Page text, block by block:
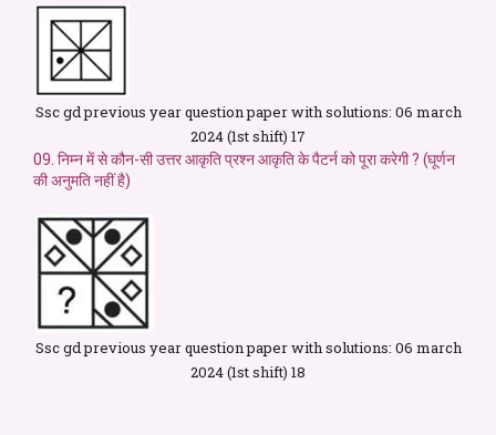
Ssc gd previous year question paper with solutions: 06 march
2024 (1st shift) 17
09. निम्न में से कौन-सी उत्तर आकृति प्रश्न आकृति के पैटर्न को पूरा करेगी ? (घूर्णन
की अनुमति नहीं है)
Ssc gd previous year question paper with solutions: 06 march
2024 (1st shift) 18